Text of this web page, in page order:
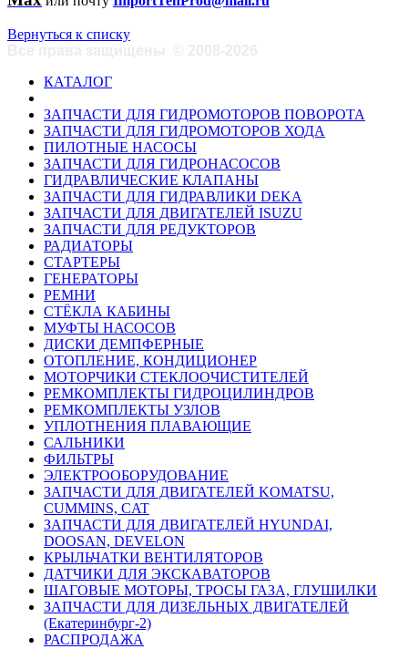
Вернуться к списку
КАТАЛОГ
ЗАПЧАСТИ ДЛЯ ГИДРОМОТОРОВ ПОВОРОТА
ЗАПЧАСТИ ДЛЯ ГИДРОМОТОРОВ ХОДА
ПИЛОТНЫЕ НАСОСЫ
ЗАПЧАСТИ ДЛЯ ГИДРОНАСОСОВ
ГИДРАВЛИЧЕСКИЕ КЛАПАНЫ
ЗАПЧАСТИ ДЛЯ ГИДРАВЛИКИ DEKA
ЗАПЧАСТИ ДЛЯ ДВИГАТЕЛЕЙ ISUZU
ЗАПЧАСТИ ДЛЯ РЕДУКТОРОВ
РАДИАТОРЫ
СТАРТЕРЫ
ГЕНЕРАТОРЫ
РЕМНИ
СТЁКЛА КАБИНЫ
МУФТЫ НАСОСОВ
ДИСКИ ДЕМПФЕРНЫЕ
ОТОПЛЕНИЕ, КОНДИЦИОНЕР
МОТОРЧИКИ СТЕКЛООЧИСТИТЕЛЕЙ
РЕМКОМПЛЕКТЫ ГИДРОЦИЛИНДРОВ
РЕМКОМПЛЕКТЫ УЗЛОВ
УПЛОТНЕНИЯ ПЛАВАЮЩИЕ
САЛЬНИКИ
ФИЛЬТРЫ
ЭЛЕКТРООБОРУДОВАНИЕ
ЗАПЧАСТИ ДЛЯ ДВИГАТЕЛЕЙ KOMATSU,
CUMMINS, CAT
ЗАПЧАСТИ ДЛЯ ДВИГАТЕЛЕЙ HYUNDAI,
DOOSAN, DEVELON
КРЫЛЬЧАТКИ ВЕНТИЛЯТОРОВ
ДАТЧИКИ ДЛЯ ЭКСКАВАТОРОВ
ШАГОВЫЕ МОТОРЫ, ТРОСЫ ГАЗА, ГЛУШИЛКИ
ЗАПЧАСТИ ДЛЯ ДИЗЕЛЬНЫХ ДВИГАТЕЛЕЙ
(Екатеринбург-2)
РАСПРОДАЖА